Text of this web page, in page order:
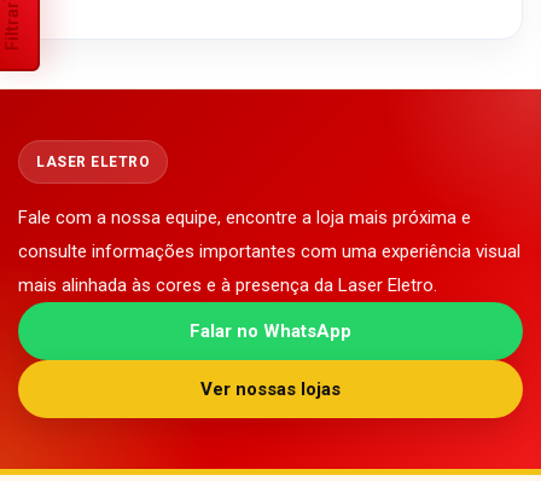
Filtrar
LASER ELETRO
Fale com a nossa equipe, encontre a loja mais próxima e
consulte informações importantes com uma experiência visual
mais alinhada às cores e à presença da Laser Eletro.
Falar no WhatsApp
Ver nossas lojas